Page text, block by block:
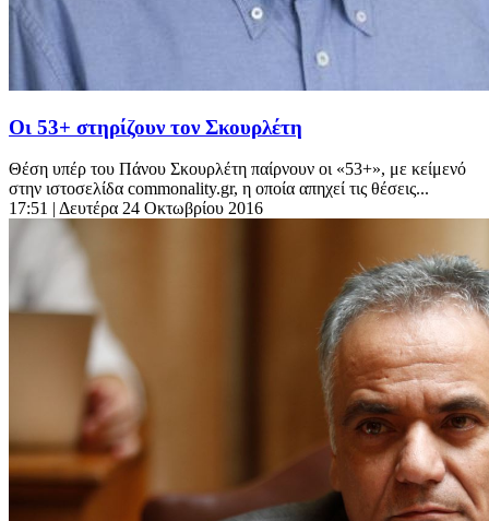
Οι 53+ στηρίζουν τον Σκουρλέτη
Θέση υπέρ του Πάνου Σκουρλέτη παίρνουν οι «53+», με κείμενό
στην ιστοσελίδα commonality.gr, η οποία απηχεί τις θέσεις...
17:51 | Δευτέρα 24 Οκτωβρίου 2016